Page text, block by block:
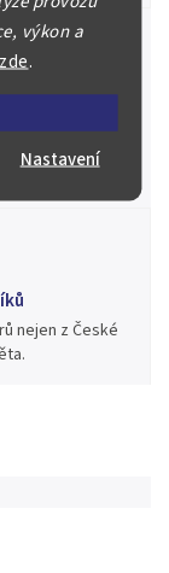
výkon a
zde.
Nastavení
2000
sbírky i
a vyznamenání
nejen z České